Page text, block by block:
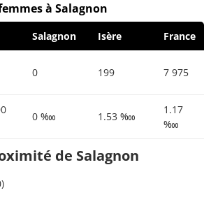
à Salagnon
Salagnon Isère France
0 199 7 975
0 ‱ 1.53 ‱
1.17
‱
de Salagnon